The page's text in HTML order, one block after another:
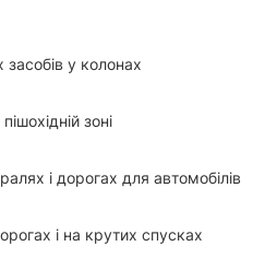
у колонах
зоні
і дорогах для автомобілів
і на крутих спусках